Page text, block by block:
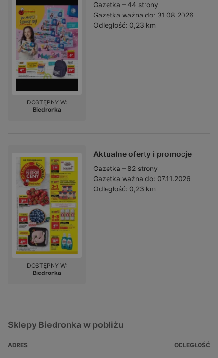
Gazetka – 44 strony
Gazetka ważna do: 31.08.2026
Odległość: 0,23 km
DOSTĘPNY W:
Biedronka
Aktualne oferty i promocje
Gazetka – 82 strony
Gazetka ważna do: 07.11.2026
Odległość: 0,23 km
DOSTĘPNY W:
Biedronka
Sklepy Biedronka w pobliżu
ADRES ODLEGŁOŚĆ